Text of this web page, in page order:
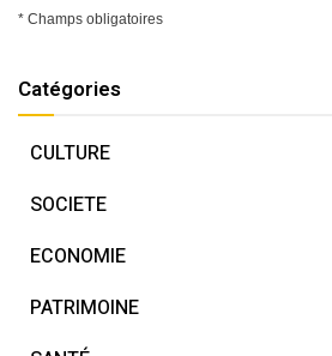
* Champs obligatoires
Catégories
CULTURE
SOCIETE
ECONOMIE
PATRIMOINE